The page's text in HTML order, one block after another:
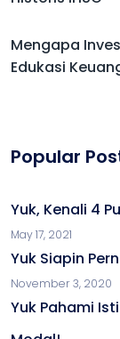
Mengapa
Edukasi
Popular
Yuk, Kenali 4
May 17, 2021
Yuk Siapin
November 3, 2020
Yuk Pahami